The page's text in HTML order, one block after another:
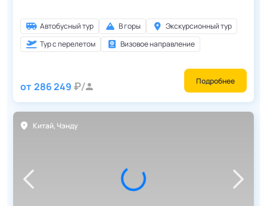
Автобусный тур В горы
Экскурсионный тур
Тур с перелетом
Визовое направление
от 286 249 Подробнее
Китай, Чэнду